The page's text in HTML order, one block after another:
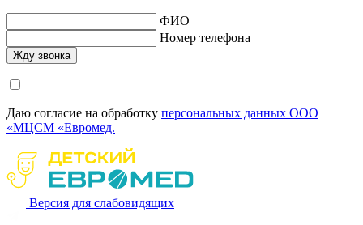
ФИО
Номер телефона
Даю согласие на обработку персональных данных ООО
«МЦСМ «Евромед.
Версия для слабовидящих